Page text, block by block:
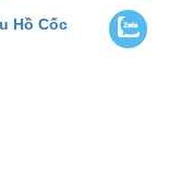
Hồ Cốc